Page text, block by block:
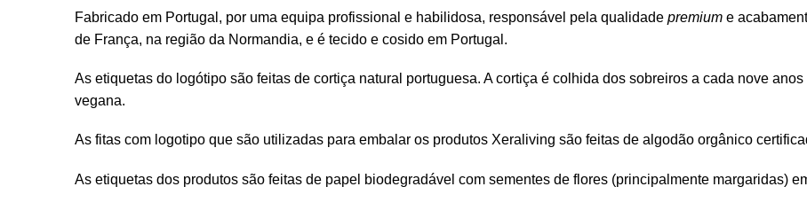
Fabricado em Portugal, por uma equipa profissional e habilidosa, responsável pela qualidade premiume
de França, na região da Normandia, e é tecido e cosido em Portugal.
As etiquetas do logótipo são feitas de cortiça natural portuguesa. A cortiça é colhida dos sobreiros a cada nove
vegana.
As fitas com logotipo que são utilizadas para embalar os produtos Xeraliving são feitas de algodão orgânico
As etiquetas dos produtos são feitas de papel biodegradável com sementes de flores (principalmente margaridas)